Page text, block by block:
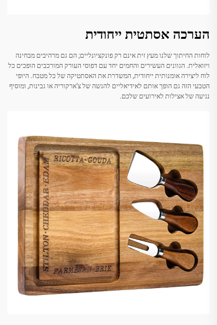
הערכה אסתטית ייחודית
לוחות החיתוך שלנו מעץ זית אינם רק פונקציונליים; הם גם מרהיבים מבחינה
ויזואלית. הגוונים העשירים והחמים יחד עם דפוסי העורק המורכבים הופכים כל
לוח ליצירה אומנותית ייחודית, המשדרת את האסתטיקה של כל מטבח. היופי
הטבעי הזה גם הופך אותם לאידיאליים להגשה של צ'ארקוריה או גבינות, ומוסיף
נגיעה של אצילות לאירועים שלכם.